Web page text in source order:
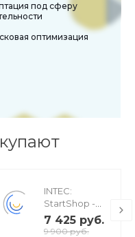
под сферу
оптимизация
INTEC:
StartShop -
модуль
интернет-
7 425 руб.
9 900 руб.